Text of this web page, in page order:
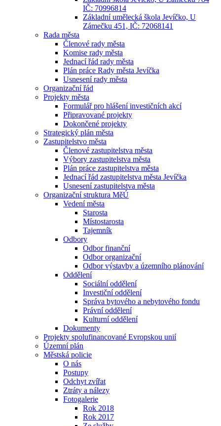
IČ: 70996814
Základní umělecká škola Jevíčko, U
Zámečku 451, IČ: 72068141
Rada města
Členové rady města
Komise rady města
Jednací řád rady města
Plán práce Rady města Jevíčka
Usnesení rady města
Organizační řád
Projekty města
Formulář pro hlášení investičních akcí
Připravované projekty
Dokončené projekty
Strategický plán města
Zastupitelstvo města
Členové zastupitelstva města
Výbory zastupitelstva města
Plán práce zastupitelstva města
Jednací řád zastupitelstva města Jevíčka
Usnesení zastupitelstva města
Organizační struktura MěÚ
Vedení města
Starosta
Místostarosta
Tajemník
Odbory
Odbor finanční
Odbor organizační
Odbor výstavby a územního plánování
Oddělení
Sociální oddělení
Investiční oddělení
Správa bytového a nebytového fondu
Právní oddělení
Kulturní oddělení
Dokumenty
Projekty spolufinancované Evropskou unií
Územní plán
Městská policie
O nás
Postupy
Odchyt zvířat
Ztráty a nálezy
Fotogalerie
Rok 2018
Rok 2017